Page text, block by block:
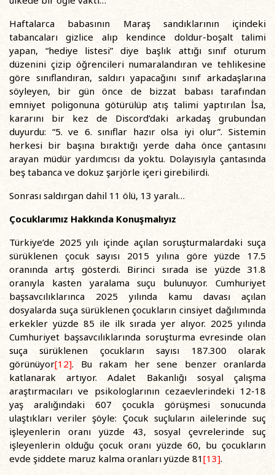
Haftalarca babasının Maraş sandıklarının içindeki
tabancaları gizlice alıp kendince doldur-boşalt talimi
yapan, “hediye listesi” diye başlık attığı sınıf oturum
düzenini çizip öğrencileri numaralandıran ve tehlikesine
göre sınıflandıran, saldırı yapacağını sınıf arkadaşlarına
söyleyen, bir gün önce de bizzat babası tarafından
emniyet poligonuna götürülüp atış talimi yaptırılan İsa,
kararını bir kez de Discord’daki arkadaş grubundan
duyurdu: “5. ve 6. sınıflar hazır olsa iyi olur”. Sistemin
herkesi bir başına bıraktığı yerde daha önce çantasını
arayan müdür yardımcısı da yoktu. Dolayısıyla çantasında
beş tabanca ve dokuz şarjörle içeri girebilirdi.
Sonrası saldırgan dahil 11 ölü, 13 yaralı…
Çocuklarımız Hakkında Konuşmalıyız
Türkiye’de 2025 yılı içinde açılan soruşturmalardaki suça
sürüklenen çocuk sayısı 2015 yılına göre yüzde 17.5
oranında artış gösterdi. Birinci sırada ise yüzde 31.8
oranıyla kasten yaralama suçu bulunuyor. Cumhuriyet
başsavcılıklarınca 2025 yılında kamu davası açılan
dosyalarda suça sürüklenen çocukların cinsiyet dağılımında
erkekler yüzde 85 ile ilk sırada yer alıyor. 2025 yılında
Cumhuriyet başsavcılıklarında soruşturma evresinde olan
suça sürüklenen çocukların sayısı 187.300 olarak
görünüyor[12]. Bu rakam her sene benzer oranlarda
katlanarak artıyor. Adalet Bakanlığı sosyal çalışma
araştırmacıları ve psikologlarının cezaevlerindeki 12-18
yaş aralığındaki 607 çocukla görüşmesi sonucunda
ulaştıkları veriler şöyle: Çocuk suçluların ailelerinde suç
işleyenlerin oranı yüzde 43, sosyal çevrelerinde suç
işleyenlerin olduğu çocuk oranı yüzde 60, bu çocukların
evde şiddete maruz kalma oranları yüzde 81[13].